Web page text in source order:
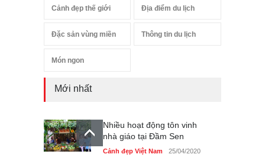
Cảnh đẹp thế giới Địa điểm du lịch
Đặc sản vùng miền Thông tin du lịch
Món ngon
Mới nhất
Nhiều hoạt động tôn vinh
nhà giáo tại Đầm Sen
Cảnh đẹp Việt Nam 25/04/2020